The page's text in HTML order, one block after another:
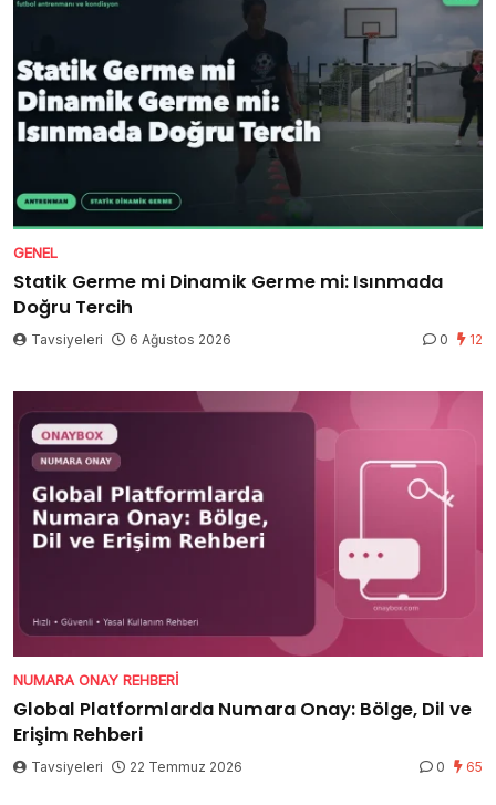
GENEL
Statik Germe mi Dinamik Germe mi: Isınmada
Doğru Tercih
Tavsiyeleri 6 Ağustos 2026 0 12
NUMARA ONAY REHBERI
Global Platformlarda Numara Onay: Bölge, Dil ve
Erişim Rehberi
Tavsiyeleri 22 Temmuz 2026 0 65